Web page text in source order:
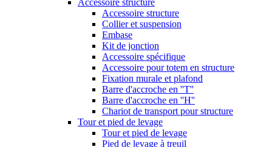
Accessoire structure
Accessoire structure
Collier et suspension
Embase
Kit de jonction
Accessoire spécifique
Accessoire pour totem en structure
Fixation murale et plafond
Barre d'accroche en ''T''
Barre d'accroche en ''H''
Chariot de transport pour structure
Tour et pied de levage
Tour et pied de levage
Pied de levage à treuil